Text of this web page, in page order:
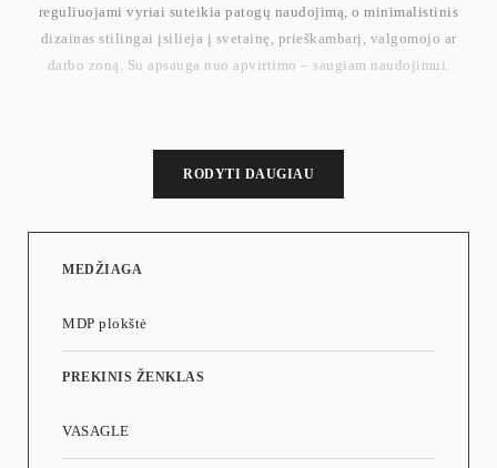
reguliuojami vyriai suteikia patogų naudojimą, o minimalistinis
dizainas stilingai įsilieja į svetainę, prieškambarį, valgomojo ar
darbo zoną. Su apsauga nuo apvirtimo – saugiam naudojimui.
RODYTI DAUGIAU
MEDŽIAGA
MDP plokštė
PREKINIS ŽENKLAS
VASAGLE